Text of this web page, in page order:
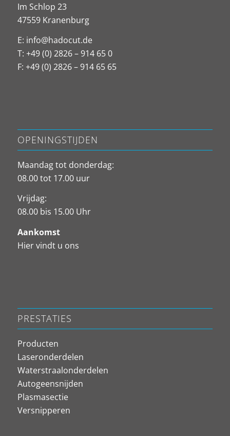
Im Schlop 23
47559 Kranenburg
E: info@hadocut.de
T: +49 (0) 2826 – 914 65 0
F: +49 (0) 2826 – 914 65 65
OPENINGSTIJDEN
Maandag tot donderdag:
08.00 tot 17.00 uur
Vrijdag:
08.00 bis 15.00 Uhr
Aankomst
Hier vindt u ons
PRESTATIES
Producten
Laseronderdelen
Waterstraalonderdelen
Autogeensnijden
Plasmasectie
Versnipperen